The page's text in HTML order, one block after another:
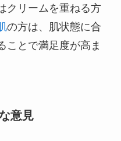
クリームを重ねる方
の方は、肌状態に合
ことで満足度が高ま
意見